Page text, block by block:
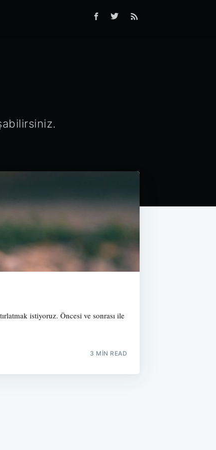
istiyoruz. Öncesi ve sonrası ile
3 MIN READ